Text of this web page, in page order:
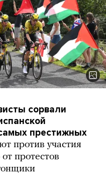
сорвали
престижных
против участия
протестов